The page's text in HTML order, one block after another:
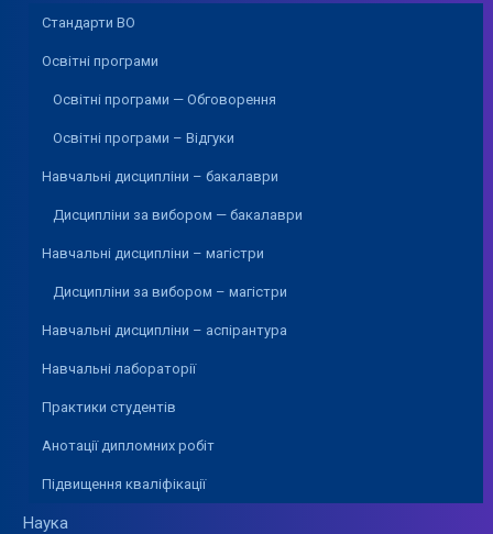
Стандарти ВО
Освітні програми
Освітні програми — Обговорення
Освітні програми – Відгуки
Навчальні дисципліни – бакалаври
Дисципліни за вибором — бакалаври
Навчальні дисципліни – магістри
Дисципліни за вибором – магістри
Навчальні дисципліни – аспірантура
Навчальні лабораторії
Практики студентів
Анотації дипломних робіт
Підвищення кваліфікації
Наука